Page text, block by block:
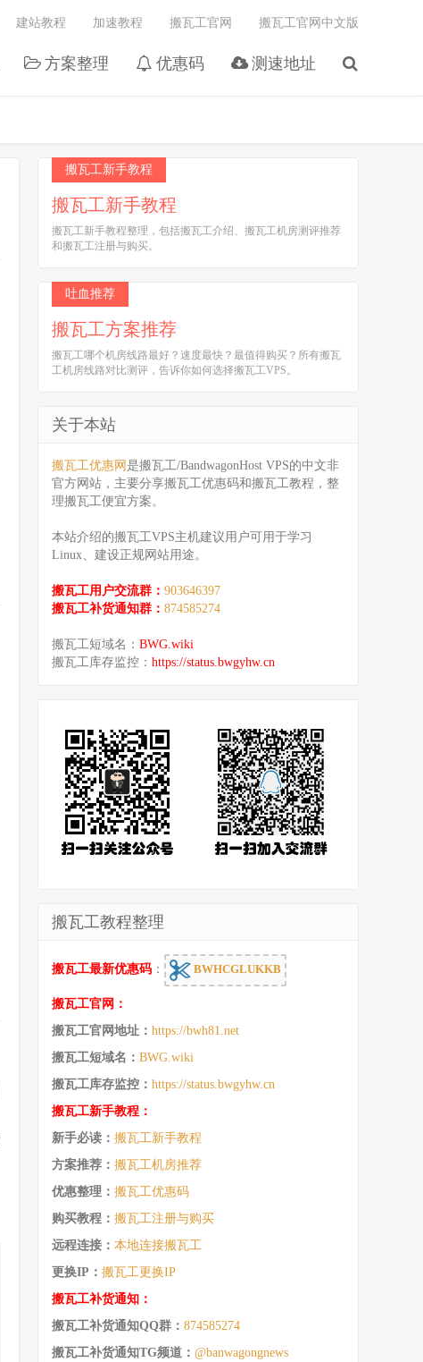
方案整理 优惠码 测速地址
建站教程 加速教程 搬瓦工官网 搬瓦工官网中文版
搬瓦工新手教程
搬瓦工新手教程
搬瓦工新手教程整理，包括搬瓦工介绍、搬瓦工机房测评推荐
和搬瓦工注册与购买。
吐血推荐
搬瓦工方案推荐
搬瓦工哪个机房线路最好？速度最快？最值得购买？所有搬瓦
工机房线路对比测评，告诉你如何选择搬瓦工VPS。
关于本站
搬瓦工优惠网 是搬瓦工/BandwagonHost VPS的中文非
官方网站，主要分享搬瓦工优惠码和搬瓦工教程，整
理搬瓦工便宜方案。
本站介绍的搬瓦工VPS主机建议用户可用于学习
Linux、建设正规网站用途。
搬瓦工用户交流群： 903646397
搬瓦工补货通知群： 874585274
搬瓦工短域名： BWG.wiki
搬瓦工库存监控： https://status.bwgyhw.cn
搬瓦工教程整理
搬瓦工最新优惠码 ： BWHCGLUKKB
搬瓦工官网：
搬瓦工官网地址： https://bwh81.net
搬瓦工短域名： BWG.wiki
搬瓦工库存监控： https://status.bwgyhw.cn
搬瓦工新手教程：
新手必读： 搬瓦工新手教程
方案推荐： 搬瓦工机房推荐
优惠整理： 搬瓦工优惠码
购买教程： 搬瓦工注册与购买
远程连接： 本地连接搬瓦工
更换IP： 搬瓦工更换IP
搬瓦工补货通知：
搬瓦工补货通知QQ群： 874585274
搬瓦工补货通知TG频道： @banwagongnews